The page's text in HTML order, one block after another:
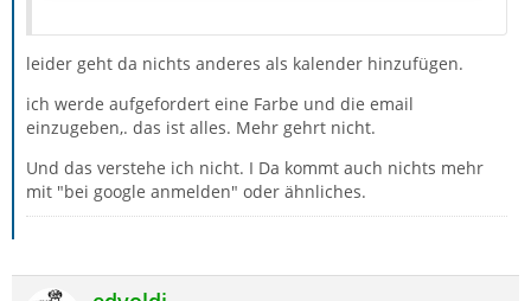
Wenn ein neue Google Mail Adresse in Thunderbird
eingerichtet wird, kann man sofort beim einrichten
der Adresse auch seine Kalender mit einrichten.
Wenn Ihr auch externe…
leider geht da nichts anderes als kalender hinzufügen.
ich werde aufgefordert eine Farbe und die email
einzugeben,. das ist alles. Mehr gehrt nicht.
Und das verstehe ich nicht. I Da kommt auch nichts mehr
mit "bei google anmelden" oder ähnliches.